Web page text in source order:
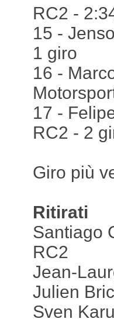
RC2 -
15 -
1 giro
16 -
17 -
RC2 - 2
Giro più
Ritirati
Santiago
RC2
Jean-
Julien
Sven